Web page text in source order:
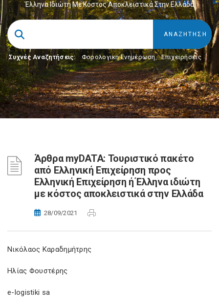
Έλληνα Ιδιώτη Με Κόστος Αποκλειστικά Στην Ελλάδα
Συχνές Αναζητήσεις: Φορολογικη Ενημέρωση, Επιχειρήσεις
Άρθρα myDATA: Τουριστικό πακέτο
από Ελληνική Επιχείρηση προς
Ελληνική Επιχείρηση ή Έλληνα ιδιώτη
με κόστος αποκλειστικά στην Ελλάδα
28/09/2021
Νικόλαος Καραδημήτρης
Ηλίας Φουστέρης
e-logistiki sa